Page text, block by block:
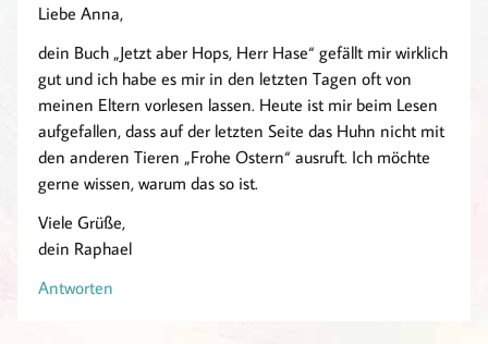
Liebe Anna,
dein Buch „Jetzt aber Hops, Herr Hase“ gefällt mir wirklich
gut und ich habe es mir in den letzten Tagen oft von
meinen Eltern vorlesen lassen. Heute ist mir beim Lesen
aufgefallen, dass auf der letzten Seite das Huhn nicht mit
den anderen Tieren „Frohe Ostern“ ausruft. Ich möchte
gerne wissen, warum das so ist.
Viele Grüße,
dein Raphael
Antworten